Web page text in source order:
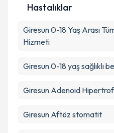
Hastalıklar
Giresun 0-18 Yaş Arası
Hizmeti
Giresun 0-18 yaş sağlıklı
Giresun Adenoid
Giresun Aftöz stomatit